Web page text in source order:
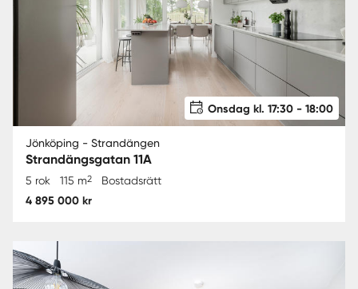
Onsdag kl. 17:30 - 18:00
Jönköping - Strandängen
Strandängsgatan 11A
5 rok 115 m2 Bostadsrätt
4 895 000 kr